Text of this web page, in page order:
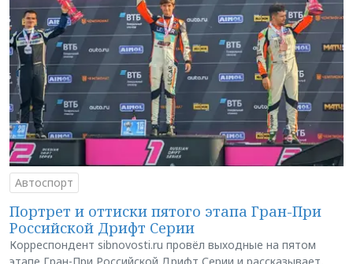
Автоспорт
Портрет и оттиски пятого этапа Гран-При
Российской Дрифт Серии
Корреспондент sibnovosti.ru провёл выходные на пятом